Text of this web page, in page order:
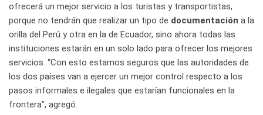
ofrecerá un mejor servicio a los turistas y transportistas,
porque no tendrán que realizar un tipo de documentación a la
orilla del Perú y otra en la de Ecuador, sino ahora todas las
instituciones estarán en un solo lado para ofrecer los mejores
servicios. “Con esto estamos seguros que las autoridades de
los dos países van a ejercer un mejor control respecto a los
pasos informales e ilegales que estarían funcionales en la
frontera”, agregó.